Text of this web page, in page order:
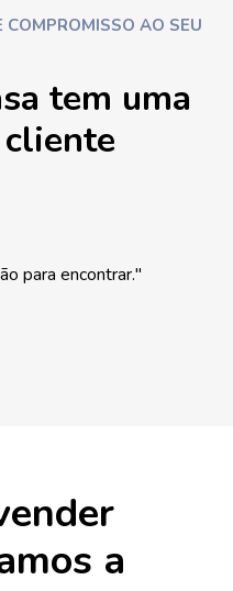
COMPROMISSO AO SEU
tem uma
para encontrar."
a